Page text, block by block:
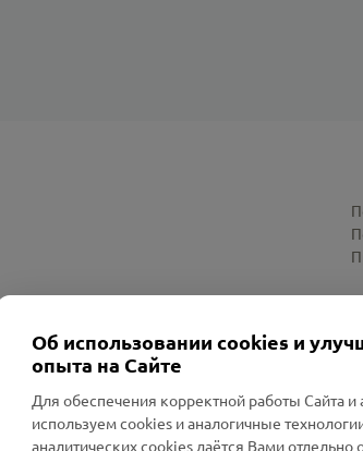
«Смоленский Проект Помним»
Об использовании cookies и
опыта на Сайте
Для обеспечения корректной работы Сайта
используем cookies и аналогичные
аналитических cookies даётся Вами